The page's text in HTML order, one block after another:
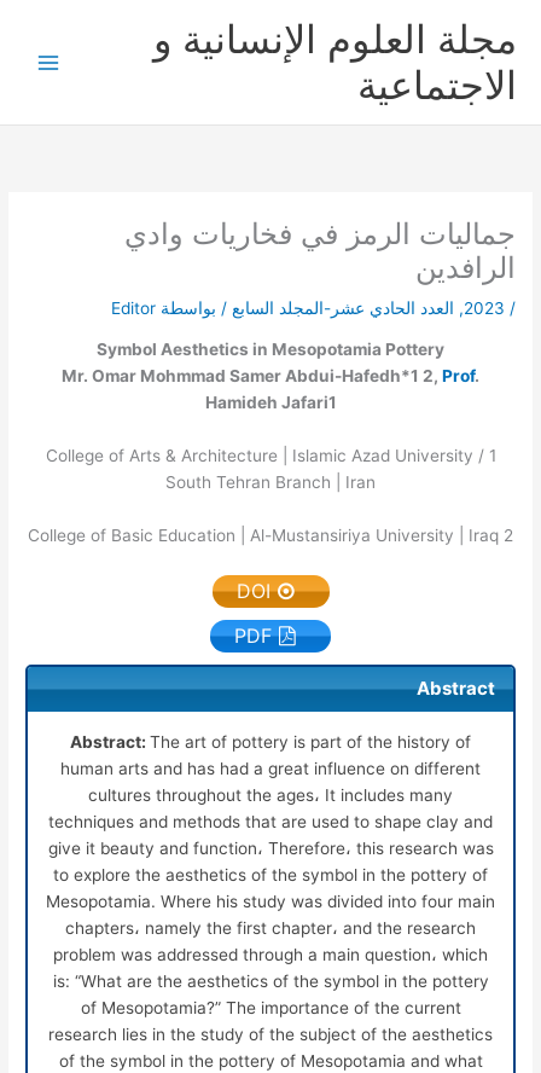
المحتوى
مجلة العلوم الإنسانية و
الاجتماعية
جماليات الرمز في فخاريات وادي
الرافدين
/
2023
, العدد الحادي عشر-المجلد السابع / بواسطة Editor
Symbol Aesthetics in Mesopotamia Pottery
Mr. Omar Mohmmad Samer Abdui-Hafedh*1 2, Prof.
Hamideh Jafari1
1
College of Arts & Architecture | Islamic Azad University /
South Tehran Branch | Iran
2
DOI
PDF
Abstract
Abstract: The art of pottery is part of the history of
human arts and has had a great influence on different
cultures throughout the ages، It includes many
techniques and methods that are used to shape clay and
give it beauty and function، Therefore، this research was
to explore the aesthetics of the symbol in the pottery of
Mesopotamia. Where his study was divided into four main
chapters، namely the first chapter، and the research
problem was addressed through a main question، which
is: “What are the aesthetics of the symbol in the pottery
of Mesopotamia?” The importance of the current
research lies in the study of the subject of the aesthetics
of the symbol in the pottery of Mesopotamia and what